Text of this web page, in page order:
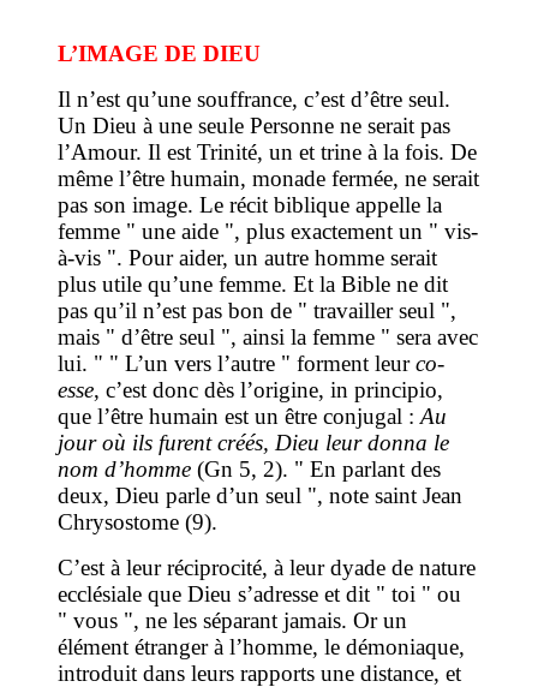
L’IMAGE DE DIEU
Il n’est qu’une souffrance, c’est d’être seul.
Un Dieu à une seule Personne ne serait pas
l’Amour. Il est Trinité, un et trine à la fois. De
même l’être humain, monade fermée, ne serait
pas son image. Le récit biblique appelle la
femme " une aide ", plus exactement un " vis-
à-vis ". Pour aider, un autre homme serait
plus utile qu’une femme. Et la Bible ne dit
pas qu’il n’est pas bon de " travailler seul ",
mais " d’être seul ", ainsi la femme " sera avec
lui. " " L’un vers l’autre " forment leurco-
esse, c’est donc dès l’origine, in principio,
que l’être humain est un être conjugal :Au
jour où ils furent créés, Dieu leur donna le
nom d’homme (Gn 5, 2). " En parlant des
deux, Dieu parle d’un seul ", note saint Jean
Chrysostome (9).
C’est à leur réciprocité, à leur dyade de nature
ecclésiale que Dieu s’adresse et dit " toi " ou
" vous ", ne les séparant jamais. Or un
élément étranger à l’homme, le démoniaque,
introduit dans leurs rapports une distance, et